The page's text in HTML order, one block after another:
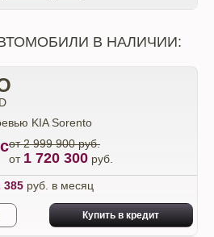
В НАЛИЧИИ:
от 2 999 900 руб.
от 1 720 300 руб.
385руб. в месяц
Купить в кредит